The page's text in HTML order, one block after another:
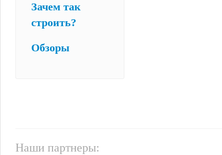
Зачем так
строить?
Обзоры
Наши партнеры: